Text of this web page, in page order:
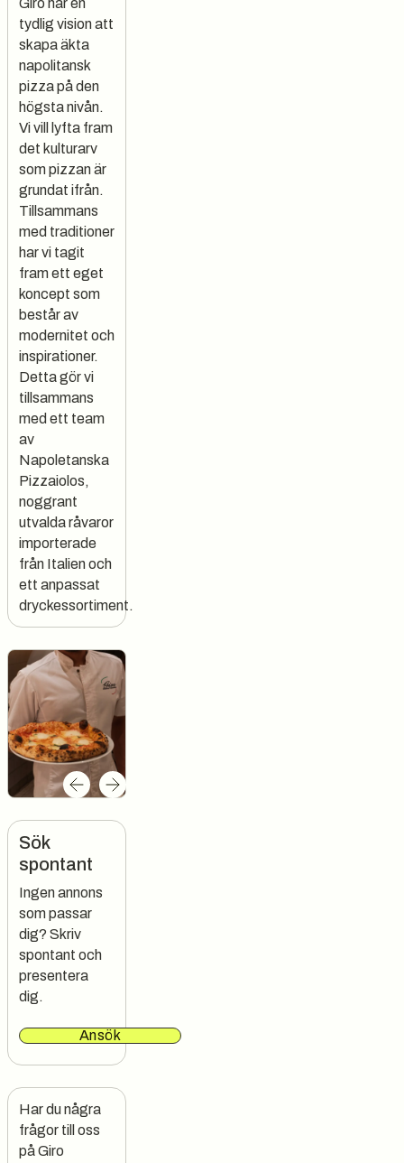
Giro har en
tydlig vision att
skapa äkta
napolitansk
pizza på den
högsta nivån.
Vi vill lyfta fram
det kulturarv
som pizzan är
grundat ifrån.
Tillsammans
med traditioner
har vi tagit
fram ett eget
koncept som
består av
modernitet och
inspirationer.
Detta gör vi
tillsammans
med ett team
av
Napoletanska
Pizzaiolos,
noggrant
utvalda råvaror
importerade
från Italien och
ett anpassat
dryckessortiment.
Sök
spontant
Ingen annons
som passar
dig? Skriv
spontant och
presentera
dig.
Ansök
Har du några
frågor till oss
på Giro